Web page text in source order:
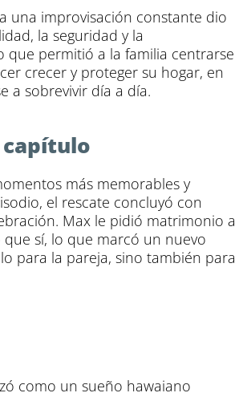
una improvisación constante dio
la seguridad y la
que permitió a la familia centrarse
crecer y proteger su hogar, en
a sobrevivir día a día.
más memorables y
el rescate concluyó con
Max le pidió matrimonio a
que sí, lo que marcó un nuevo
para la pareja, sino también para
como un sueño hawaiano